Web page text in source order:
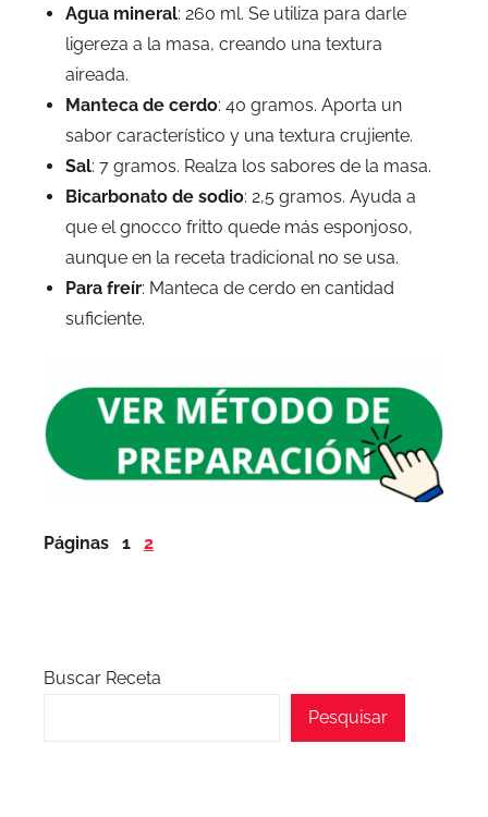
Agua mineral: 260 ml. Se utiliza para darle
ligereza a la masa, creando una textura
aireada.
Manteca de cerdo: 40 gramos. Aporta un
sabor característico y una textura crujiente.
Sal: 7 gramos. Realza los sabores de la masa.
Bicarbonato de sodio: 2,5 gramos. Ayuda a
que el gnocco fritto quede más esponjoso,
aunque en la receta tradicional no se usa.
Para freír: Manteca de cerdo en cantidad
suficiente.
Páginas 1 2
Buscar Receta
Pesquisar